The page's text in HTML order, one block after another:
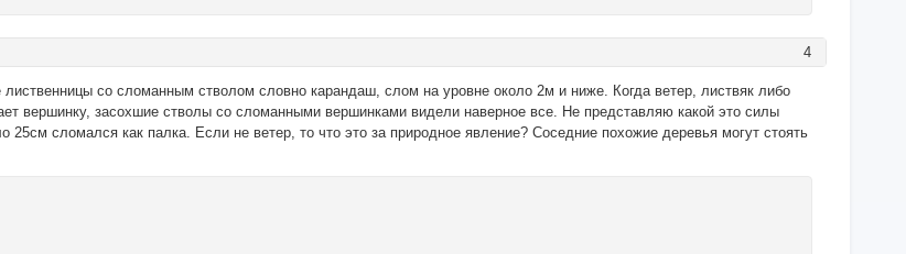
4
лиственницы со сломанным стволом словно карандаш, слом на уровне около 2м и ниже. Когда ветер, листвяк либо
вершинку, засохшие стволы со сломанными вершинками видели наверное все. Не представляю какой это силы
25см сломался как палка. Если не ветер, то что это за природное явление? Соседние похожие деревья могут стоять